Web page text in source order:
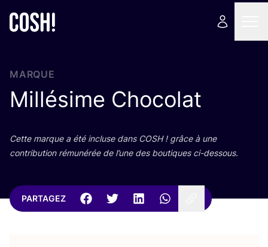
MARQUE
Millésime Chocolat
Cette marque a été incluse dans COSH! grâce à une
contri­bu­tion rému­né­rée de l’une des bou­tiques ci-dessous.
PARTAGEZ